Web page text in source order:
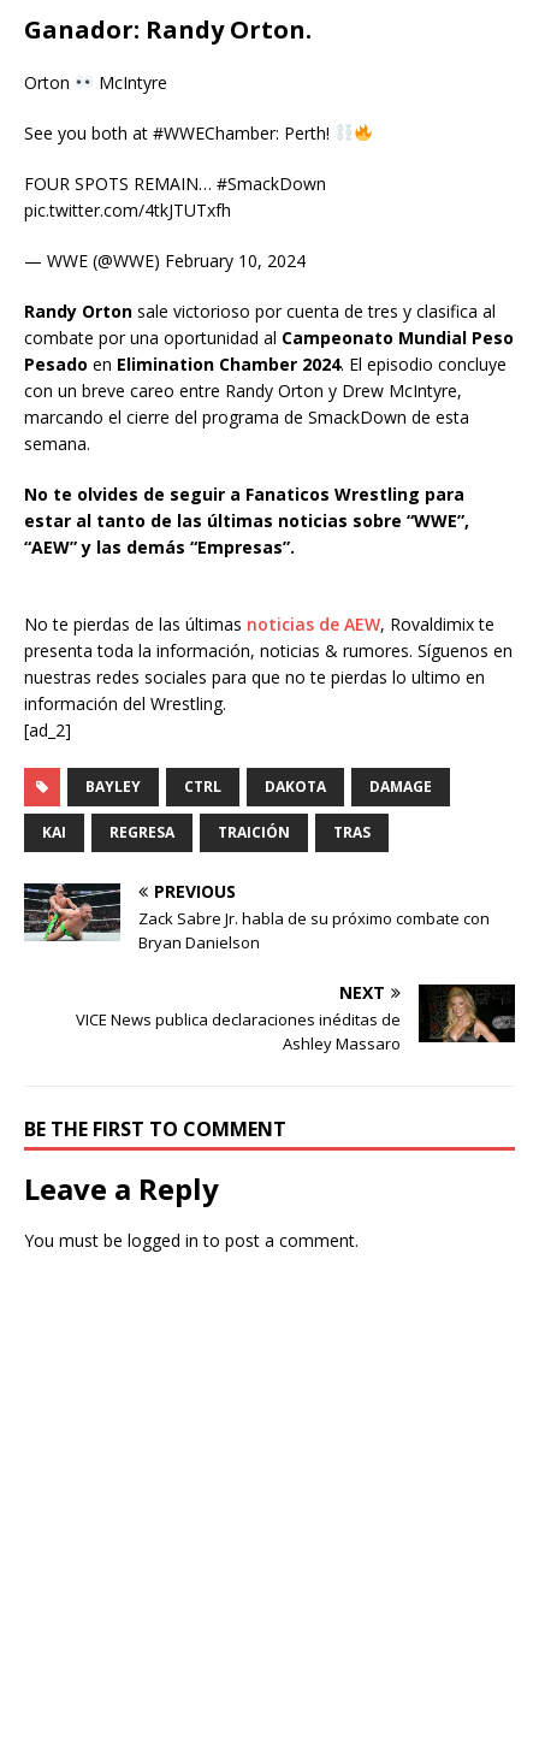
Ganador: Randy Orton.
Orton McIntyre
See you both at #WWEChamber: Perth!
FOUR SPOTS REMAIN… #SmackDown
pic.twitter.com/4tkJTUTxfh
— WWE (@WWE) February 10, 2024
Randy Orton sale victorioso por cuenta de tres y clasifica al
combate por una oportunidad al Campeonato Mundial Peso
Pesado en Elimination Chamber 2024. El episodio concluye
con un breve careo entre Randy Orton y Drew McIntyre,
marcando el cierre del programa de SmackDown de esta
semana.
No te olvides de seguir a Fanaticos Wrestling para
estar al tanto de las últimas noticias sobre “WWE”,
“AEW” y las demás “Empresas”.
No te pierdas de las últimas noticias de AEW, Rovaldimix te
presenta toda la información, noticias & rumores. Síguenos en
nuestras redes sociales para que no te pierdas lo ultimo en
información del Wrestling.
[ad_2]
BAYLEY CTRL DAKOTA DAMAGE
KAI REGRESA TRAICIÓN TRAS
PREVIOUS
Zack Sabre Jr. habla de su próximo combate con
Bryan Danielson
NEXT
VICE News publica declaraciones inéditas de
Ashley Massaro
BE THE FIRST TO COMMENT
Leave a Reply
You must be logged in to post a comment.